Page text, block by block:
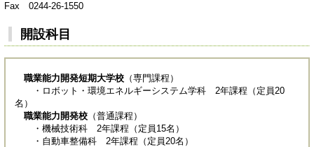
Fax 0244-26-1550
開設科目
職業能力開発短期大学校（専門課程）
・ロボット・環境エネルギーシステム学科 2年課程（定員20
名）
職業能力開発校（普通課程）
・機械技術科 2年課程（定員15名）
・自動車整備科 2年課程（定員20名）